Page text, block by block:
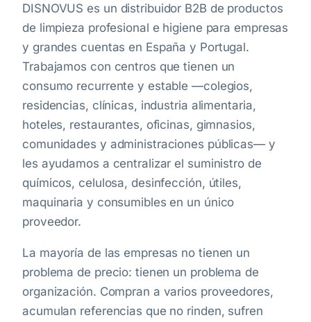
DISNOVUS es un distribuidor B2B de productos
de limpieza profesional e higiene para empresas
y grandes cuentas en España y Portugal.
Trabajamos con centros que tienen un
consumo recurrente y estable —colegios,
residencias, clínicas, industria alimentaria,
hoteles, restaurantes, oficinas, gimnasios,
comunidades y administraciones públicas— y
les ayudamos a centralizar el suministro de
químicos, celulosa, desinfección, útiles,
maquinaria y consumibles en un único
proveedor.
La mayoría de las empresas no tienen un
problema de precio: tienen un problema de
organización. Compran a varios proveedores,
acumulan referencias que no rinden, sufren